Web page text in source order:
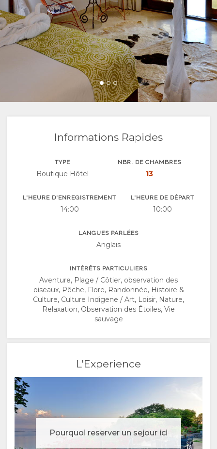
RESERVER
UN
SEJOUR ICI
DOCUMENTS
TYPE DE
CHAMBRES
GALLERIE
PHOTOS
VIDÉOS
LOISIRS
ACTIVITÉS
DIRECTIONS
CHANGEMENT
ESPAGNOL
ITALIEN
SWEDISH
DANISH
POLISH
CZECH
RUSSE
CHINESE
Informations Rapides
TYPE
Boutique Hôtel
NBR. DE CHAMBRES
13
L'HEURE D'ENREGISTREMENT
14:00
L'HEURE DE DÉPART
10:00
LANGUES PARLÉES
Anglais
INTÉRÊTS PARTICULIERS
Aventure, Plage / Côtier, observation des
oiseaux, Pêche, Flore, Randonnée, Histoire &
Culture, Culture Indigene / Art, Loisir, Nature,
Relaxation, Observation des Étoiles, Vie
sauvage
L'Experience
Pourquoi reserver un sejour ici